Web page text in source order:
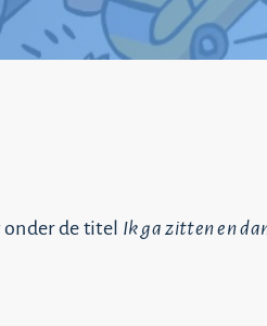
de titel Ik ga zitten en